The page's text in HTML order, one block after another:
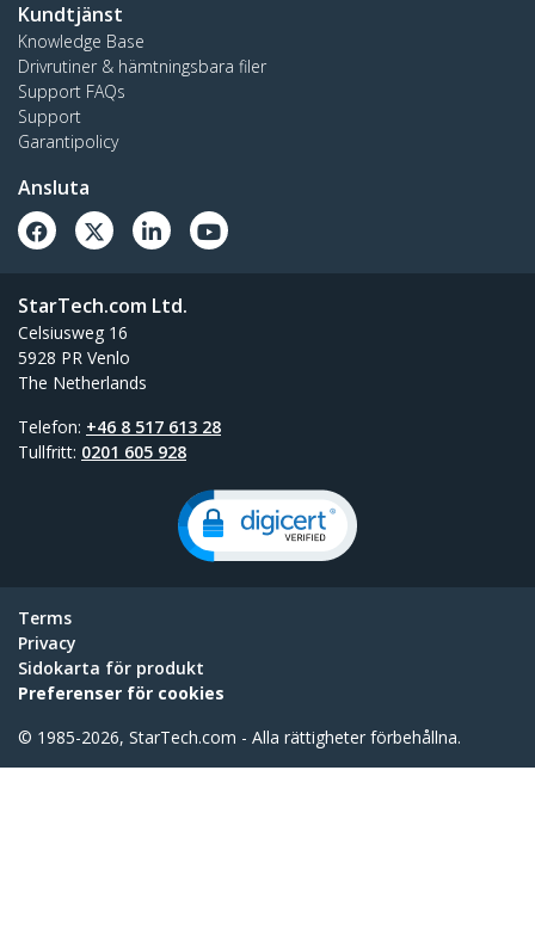
Kundtjänst
Knowledge Base
Drivrutiner & hämtningsbara filer
Support FAQs
Support
Garantipolicy
Ansluta
StarTech.com Ltd.
Celsiusweg 16
5928 PR Venlo
The Netherlands
Telefon: +46 8 517 613 28
Tullfritt: 0201 605 928
Terms
Privacy
Sidokarta för produkt
Preferenser för cookies
© 1985-2026, StarTech.com - Alla rättigheter förbehållna.